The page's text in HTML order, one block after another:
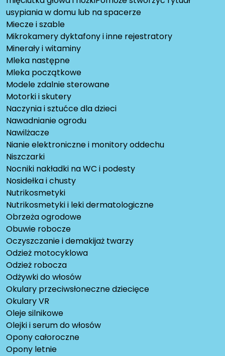
usypiania w domu lub na spacerze
Miecze i szable
Mikrokamery dyktafony i inne rejestratory
Minerały i witaminy
Mleka następne
Mleka początkowe
Modele zdalnie sterowane
Motorki i skutery
Naczynia i sztućce dla dzieci
Nawadnianie ogrodu
Nawilżacze
Nianie elektroniczne i monitory oddechu
Niszczarki
Nocniki nakładki na WC i podesty
Nosidełka i chusty
Nutrikosmetyki
Nutrikosmetyki i leki dermatologiczne
Obrzeża ogrodowe
Obuwie robocze
Oczyszczanie i demakijaż twarzy
Odzież motocyklowa
Odzież robocza
Odżywki do włosów
Okulary przeciwsłoneczne dziecięce
Okulary VR
Oleje silnikowe
Olejki i serum do włosów
Opony całoroczne
Opony letnie